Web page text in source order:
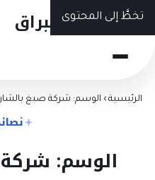
تخطَّ إلى المحتوى
شركة البراق
الرئيسية › الوسم: شركة صبغ
الوسم: